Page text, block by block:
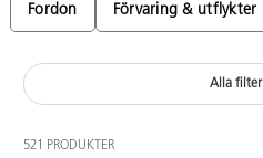
Fordon Förvaring & utflykter
Alla filter
521 PRODUKTER